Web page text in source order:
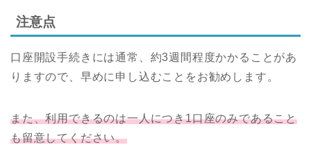
注意点
口座開設手続きには通常、約3週間程度かかることがあ
りますので、早めに申し込むことをお勧めします。
また、利用できるのは一人につき1口座のみであること
も留意してください。